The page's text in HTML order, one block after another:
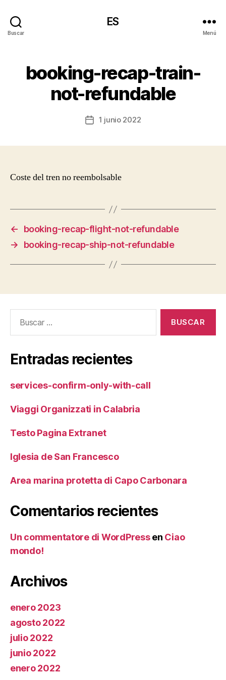
Buscar
ES
Menú
booking-recap-train-
not-refundable
Fecha1 junio 2022
Coste del tren no reembolsable
←
booking-recap-flight-not-refundable
→
booking-recap-ship-not-refundable
Entradas recientes
services-confirm-only-with-call
Viaggi Organizzati in Calabria
Testo Pagina Extranet
Iglesia de San Francesco
Area marina protetta di Capo Carbonara
Comentarios recientes
Un commentatore di WordPressen Ciao
mondo!
Archivos
enero 2023
agosto 2022
julio 2022
junio 2022
enero 2022